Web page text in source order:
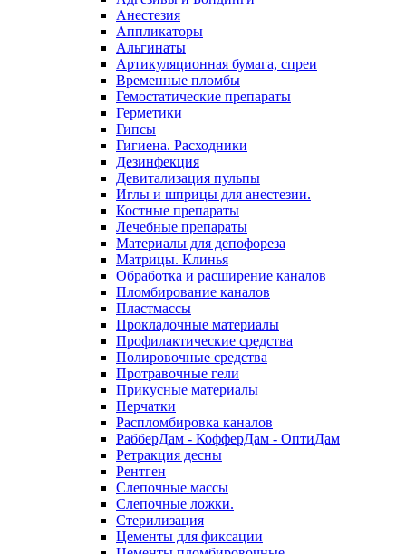
Анестезия
Аппликаторы
Альгинаты
Артикуляционная бумага, спреи
Временные пломбы
Гемостатические препараты
Герметики
Гипсы
Гигиена. Расходники
Дезинфекция
Девитализация пульпы
Иглы и шприцы для анестезии.
Костные препараты
Лечебные препараты
Материалы для депофореза
Матрицы. Клинья
Обработка и расширение каналов
Пломбирование каналов
Пластмассы
Прокладочные материалы
Профилактические средства
Полировочные средства
Протравочные гели
Прикусные материалы
Перчатки
Распломбировка каналов
РабберДам - КофферДам - ОптиДам
Ретракция десны
Рентген
Слепочные массы
Слепочные ложки.
Стерилизация
Цементы для фиксации